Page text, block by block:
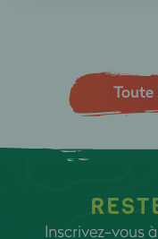
Toute
Inscrivez-vous